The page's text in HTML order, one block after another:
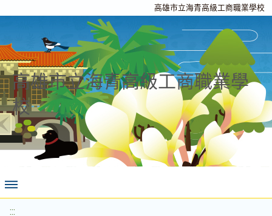
高雄市立海青高級工商職業學校
高雄市立海青高級工商職業學
校
:::